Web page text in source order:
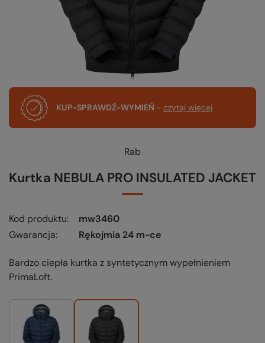
KUP-SPRAWDŹ-WYMIEŃ - czytaj więcej
Rab
Kurtka NEBULA PRO INSULATED JACKET
Kod produktu
mw3460
Gwarancja
Rękojmia 24 m-ce
Bardzo ciepła kurtka z syntetycznym wypełnieniem
PrimaLoft.